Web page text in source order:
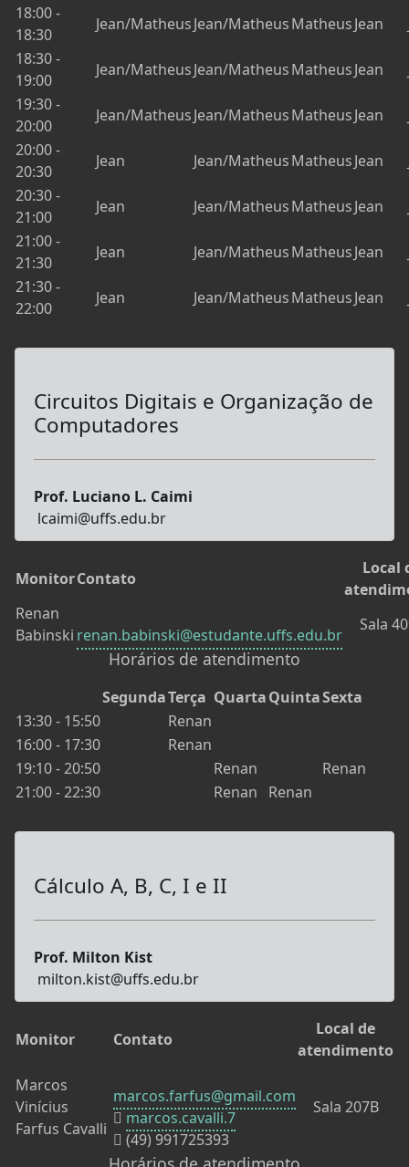
18:00 -
18:30
Jean/MatheusJean/MatheusMatheusJean
18:30 -
19:00
Jean/MatheusJean/MatheusMatheusJean
19:30 -
20:00
Jean/MatheusJean/MatheusMatheusJean
20:00 -
20:30
Jean Jean/MatheusMatheusJean
20:30 -
21:00
Jean Jean/MatheusMatheusJean
21:00 -
21:30
Jean Jean/MatheusMatheusJean
21:30 -
22:00
Jean Jean/MatheusMatheusJean
Circuitos Digitais e Organização de
Computadores
Prof. Luciano L. Caimi
lcaimi@uffs.edu.br
MonitorContato
Local
Renan
Babinski renan.babinski@estudante.uffs.edu.br
Sala
Horários de atendimento
SegundaTerça QuartaQuintaSexta
13:30 - 15:50
Renan
16:00 - 17:30
Renan
19:10 - 20:50
Renan
Renan
21:00 - 22:30
Renan Renan
Cálculo A, B, C, I e II
Prof. Milton Kist
milton.kist@uffs.edu.br
Monitor Contato
Local de
atendimento
Marcos
Vinícius
Farfus Cavalli
marcos.farfus@gmail.com
marcos.cavalli.7
(49) 991725393
Sala 207B